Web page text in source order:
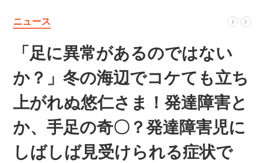
ニュース
「足に異常があるのではない
か？」冬の海辺でコケても立ち
上がれぬ悠仁さま！発達障害と
か、手足の奇〇？発達障害児に
しばしば見受けられる症状で